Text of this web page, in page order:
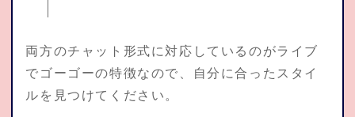
両方のチャット形式に対応しているのがライブ
でゴーゴーの特徴なので、自分に合ったスタイ
ルを見つけてください。